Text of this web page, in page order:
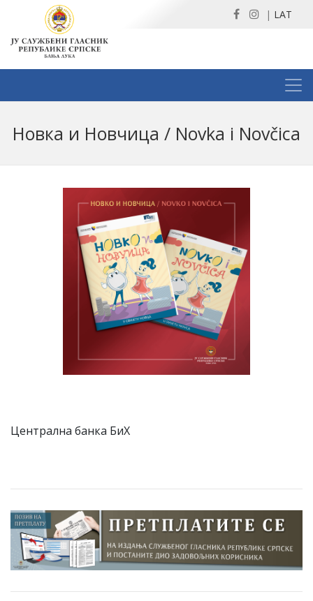
| LAT
Новка и Новчица / Novka i Novčica
Централна банка БиХ